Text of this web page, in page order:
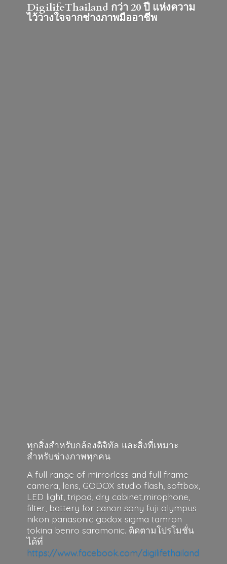
DigilifeThailand กว่า 20 ปี แห่งความ
ไว้วางใจจากช่างภาพมืออาชีพ
ทุกสิ่งสำหรับกล้องดิจิทัล และสิ่งที่เหมาะ
สำหรับช่างภาพทุกคน
A full range of mirrorless and full frame
camera, lens, GODOX studio flash, softbox,
LED light, tripod, dry cabinet,mirophone,
filter, battery for canon sony fuji olympus
nikon panasonic godox sigma tamron
tokina benro saramonic. ติดตามโปรโมชั่น
ได้ที่
https://www.facebook.com/digilifethailand